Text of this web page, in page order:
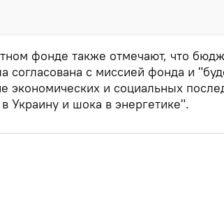
фонде также отмечают, что
согласована с миссией фонда и
экономических и социальных
Украину и шока в энергетике".